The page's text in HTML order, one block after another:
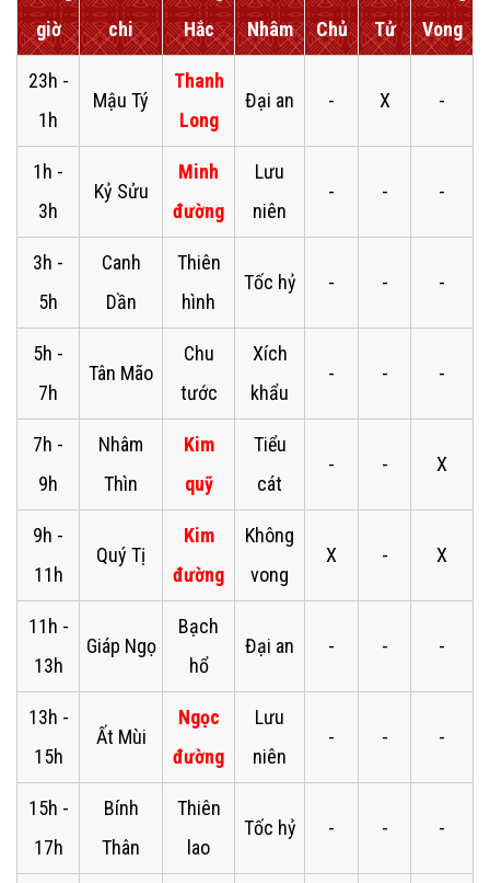
giờ
chi
Hắc
Nhâm
Chủ
Tử
Vong
23h -
1h
Mậu Tý
Thanh
Long
Đại an - X -
1h -
3h
Kỷ Sửu
Minh
đường
Lưu
niên
- - -
3h -
5h
Canh
Dần
Thiên
hình
Tốc hỷ - - -
5h -
7h
Tân Mão
Chu
tước
Xích
khẩu
- - -
7h -
9h
Nhâm
Thìn
Kim
quỹ
Tiểu
cát
- - X
9h -
11h
Quý Tị
Kim
đường
Không
vong
X - X
11h -
13h
Giáp Ngọ
Bạch
hổ
Đại an - - -
13h -
15h
Ất Mùi
Ngọc
đường
Lưu
niên
- - -
15h -
17h
Bính
Thân
Thiên
lao
Tốc hỷ - - -